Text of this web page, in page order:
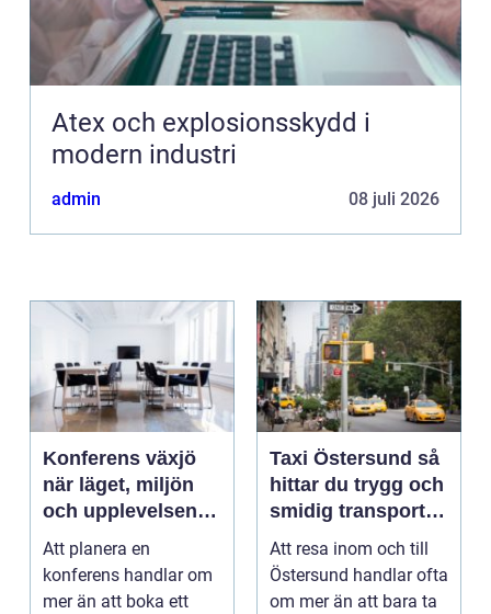
Atex och explosionsskydd i
modern industri
admin 08 juli 2026
Konferens växjö
när läget, miljön
och upplevelsen
gör skillnad
Att planera en
konferens handlar om
mer än att boka ett
Taxi Östersund så
hittar du trygg och
smidig transport
året runt
Att resa inom och till
Östersund handlar ofta
om mer än att bara ta